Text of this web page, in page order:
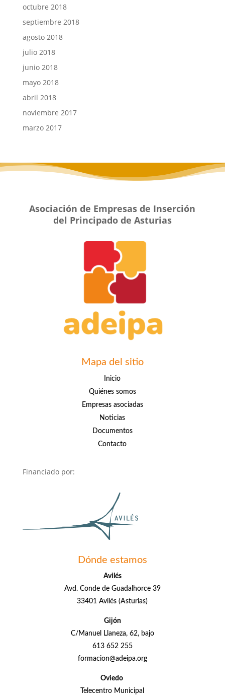
octubre 2018
septiembre 2018
agosto 2018
julio 2018
junio 2018
mayo 2018
abril 2018
noviembre 2017
marzo 2017
Asociación de Empresas de Inserción
del Principado de Asturias
Mapa del sitio
Inicio
Quiénes somos
Empresas asociadas
Noticias
Documentos
Contacto
Financiado por:
Dónde estamos
Avilés
Avd. Conde de Guadalhorce 39
33401 Avilés (Asturias)
Gijón
C/Manuel Llaneza, 62, bajo
613 652 255
formacion@adeipa.org
Oviedo
Telecentro Municipal